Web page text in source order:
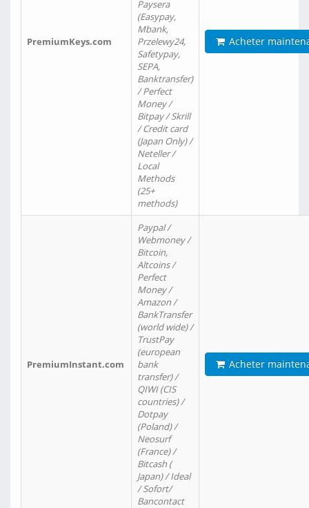
PremiumKeys.com
Paysera
(Easypay,
Mbank,
Przelewy24,
Safetypay,
SEPA,
Banktransfer)
/ Perfect
Money /
Bitpay / Skrill
/ Credit card
(Japan Only) /
Neteller /
Local
Methods
(25+
methods)
Acheter
PremiumInstant.com
Paypal /
Webmoney /
Bitcoin,
Altcoins /
Perfect
Money /
Amazon /
BankTransfer
(world wide) /
TrustPay
(european
bank
transfer) /
QIWI (CIS
countries) /
Dotpay
(Poland) /
Neosurf
(France) /
Bitcash (
Japan) / Ideal
/ Sofort/
Bancontact
Acheter